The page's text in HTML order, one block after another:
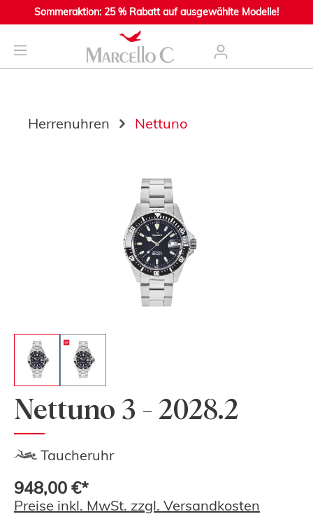
springen
Sommeraktion: 25 % Rabatt auf ausgewählte Modelle!
Herrenuhren Nettuno
Nettuno 3 - 2028.2
Taucheruhr
948,00 €*
Preise inkl. MwSt. zzgl. Versandkosten